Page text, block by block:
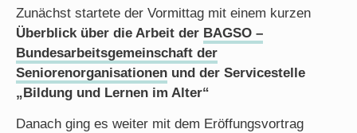
Zunächst startete der Vormittag mit einem kurzen
Überblick über die Arbeit der BAGSO –
Bundesarbeitsgemeinschaft der
Seniorenorganisationen und der Servicestelle
„Bildung und Lernen im Alter“
Danach ging es weiter mit dem Eröffungsvortrag